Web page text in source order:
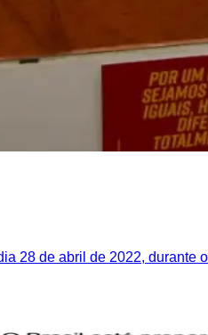
28 de abril de 2022,